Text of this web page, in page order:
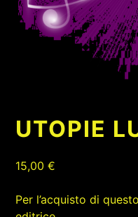
UTOPIE
15,00€
Per l’acquisto di